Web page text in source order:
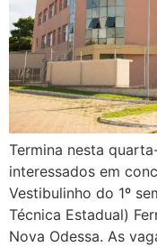
Termina nesta
interessados em
Vestibulinho do 1º
Técnica Estadual)
Nova Odessa. As